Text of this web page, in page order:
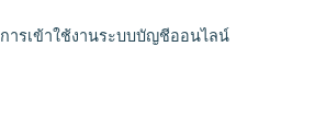
การเข้าใช้งานระบบบัญชีออนไลน์